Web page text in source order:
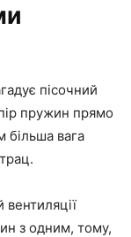
пісочний
пружин прямо
більша вага
з одним, тому,